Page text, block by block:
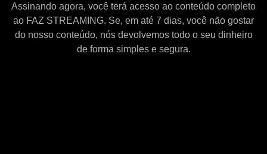
Assinando agora, você terá acesso ao conteúdo completo
ao FAZ STREAMING. Se, em até 7 dias, você não gostar
do nosso conteúdo, nós devolvemos todo o seu dinheiro
de forma simples e segura.